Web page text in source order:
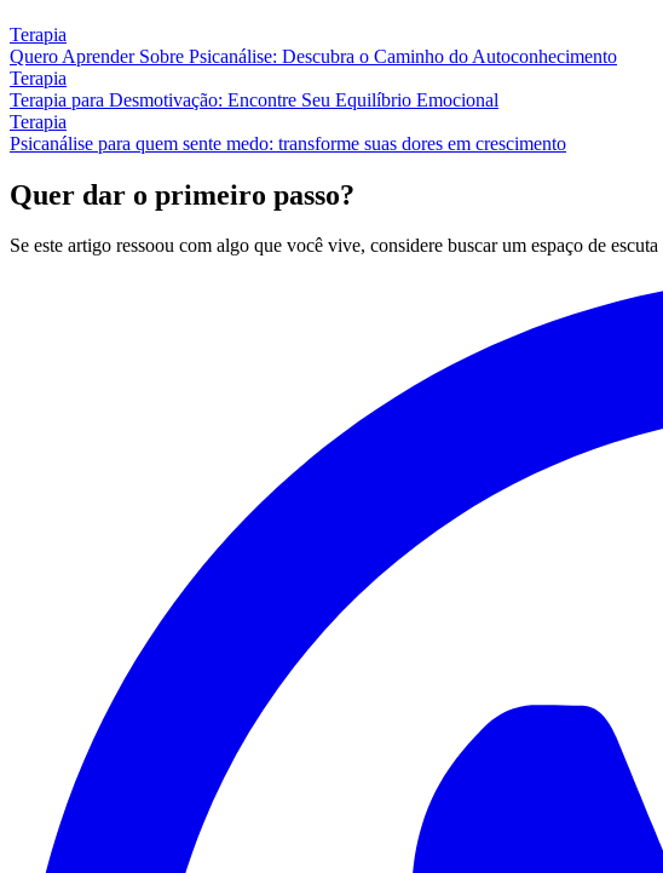
Terapia
Quero Aprender Sobre Psicanálise: Descubra o Caminho do Autoconhecimento
Terapia
Terapia para Desmotivação: Encontre Seu Equilíbrio Emocional
Terapia
Psicanálise para quem sente medo: transforme suas dores em crescimento
Quer dar o primeiro passo?
Se este artigo ressoou com algo que você vive, considere buscar um espaço de